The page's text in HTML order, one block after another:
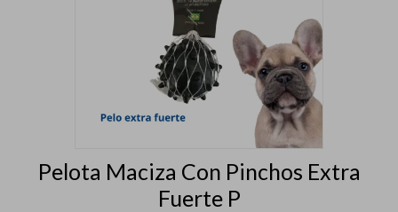
Pelota Maciza Con Pinchos Extra
Fuerte P